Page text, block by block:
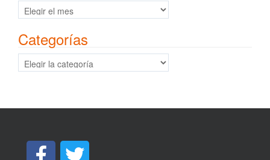
Archivos
Categorías
Categorías